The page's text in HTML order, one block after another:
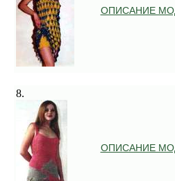
ОПИСАНИЕ
8.
ОПИСАНИЕ